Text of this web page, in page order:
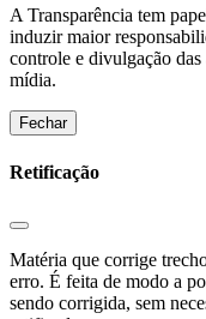
A Transparência tem
induzir maior
controle e divulgação das
mídia.
Fechar
Retificação
Matéria que corrige
erro. É feita de modo a
sendo corrigida, sem